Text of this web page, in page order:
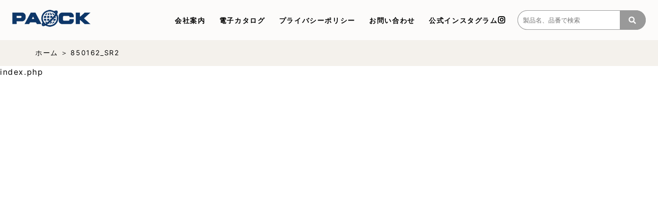
会社案内 電子カタログ プライバシーポリシー お問い合わせ 公式インスタグラム
ホーム 850162_SR2
index.php